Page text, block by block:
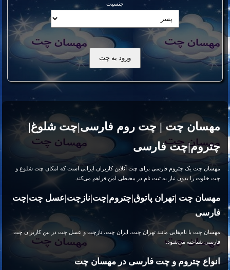
جنسيت
مهسان چت | چت روم فارسی|چت شلوغ|
چتروم|چت فارسی
مهسان چت یک چتروم فارسی برای چت آنلاین کاربران ایرانی است که امکان چت شلوغ و
چت خلوت را بدون نیاز به ثبت نام در محیطی امن فراهم می‌کند.
مهسان چت |تهران پاتوق|چتروم|چت|نازچت|عسل چت|چت
فارسی
مهسان چت با نام‌هایی مانند تهران چت، ایران چت، نازچت و عسل چت در بین کاربران چت
فارسی شناخته می‌شود.
انواع چتروم و چت فارسی در مهسان چت